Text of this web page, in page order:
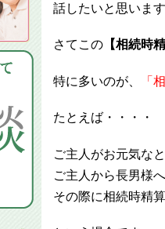
話したいと思いま
さてこの 【相続時
特に多いのが、 「
たとえば・・・・
ご主人がお元気な
ご主人から長男様
その際に相続時精